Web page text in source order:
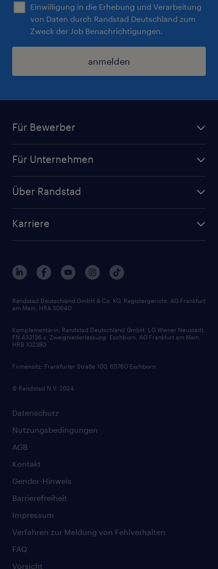
Einwilligung in die Erhebung und Verarbeitung
von Daten durch Randstad Deutschland zum
Zweck der Job Benachrichtigungen.
anmelden
Für Bewerber
Initiativbewerbung
Randstad Akademie
Für Unternehmen
Branchen
Über Randstad
Interne Karriere
FAQ - Bewerber / Kunden
Zertifikate und Auszeichnungen
Karriere
Berufsprofile
Gehaltsthemen
Bewerbungsratgeber
Soft Skills
Skills
Datenschutz
Nutzungsbedingungen
AGB
Kontakt
Gender-Hinweis
Barrierefreiheit
Impressum
Verfahren zur Meldung von Fehlverhalten
FAQ
Vorsicht
Randstad Deutschland GmbH & Co. KG, Registergericht: AG Frankfurt
am Main, HRA 30640
Komplementärin: Randstad Deutschland GmbH, LG Wiener Neustadt,
FN 433136 s, Zweigniederlassung: Eschborn, AG Frankfurt am Main,
HRB 102380
Firmensitz: Frankfurter Straße 100, 65760 Eschborn
© Randstad N.V. 2024